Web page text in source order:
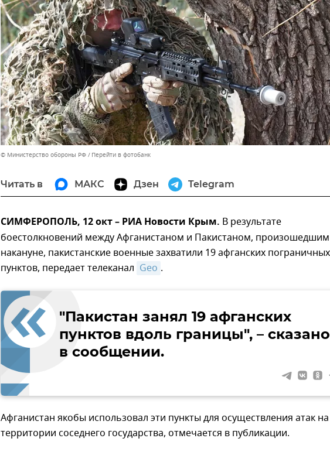
© Министерство обороны РФ Перейти в фотобанк
Читать в МАКС Дзен Telegram
СИМФЕРОПОЛЬ, 12 окт – РИА Новости Крым. В результате
боестолкновений между Афганистаном и Пакистаном,
накануне, пакистанские военные захватили 19 афганских пограничных
пунктов, передает телеканал Geo .
"Пакистан занял 19 афганских
пунктов вдоль границы", – сказано
в сообщении.
Афганистан якобы использовал эти пункты для осуществления атак на
территории соседнего государства, отмечается в публикации.